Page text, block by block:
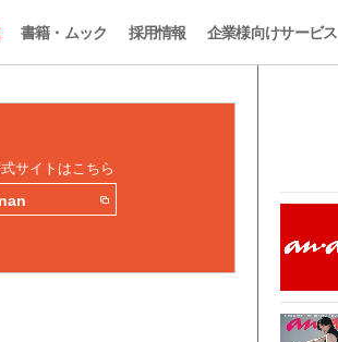
書籍・ムック 採用情報 企業様向けサービス
サイトはこちら